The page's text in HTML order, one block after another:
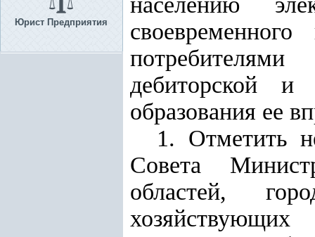
Юрист Предприятия
дебиторской и
образования ее
1. Отметить
Совета
областей,